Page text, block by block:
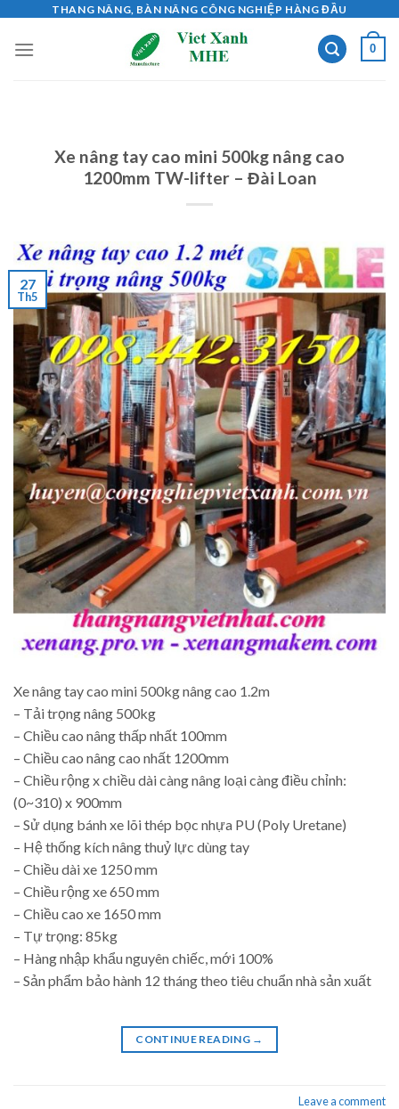
content
THANG NÂNG, BÀN NÂNG CÔNG NGHIỆP HÀNG ĐẦU
0
Xe nâng tay cao mini 500kg nâng cao
1200mm TW-lifter – Đài Loan
27
Th5
Xe nâng tay cao mini 500kg nâng cao 1.2m
– Tải trọng nâng 500kg
– Chiều cao nâng thấp nhất 100mm
– Chiều cao nâng cao nhất 1200mm
– Chiều rộng x chiều dài càng nâng loại càng điều chỉnh:
(0~310) x 900mm
– Sử dụng bánh xe lõi thép bọc nhựa PU (Poly Uretane)
– Hệ thống kích nâng thuỷ lực dùng tay
– Chiều dài xe 1250 mm
– Chiều rộng xe 650 mm
– Chiều cao xe 1650 mm
– Tự trọng: 85kg
– Hàng nhập khẩu nguyên chiếc, mới 100%
– Sản phẩm bảo hành 12 tháng theo tiêu chuẩn nhà sản xuất
CONTINUE READING →
Leave a comment